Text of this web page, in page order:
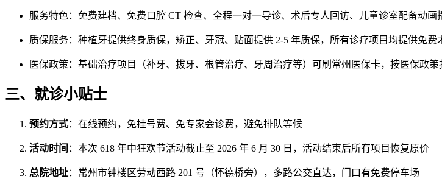
服务特色：免费建档、免费口腔 CT 检查、全程一对一导诊、术后专人回访、儿童诊室配备动画
质保服务：种植牙提供终身质保，矫正、牙冠、贴面提供 2-5 年质保，所有诊疗项目均提供免费
医保政策：基础治疗项目（补牙、拔牙、根管治疗、牙周治疗等）可刷常州医保卡，按医保政策
三、就诊小贴士
预约方式：在线预约，免挂号费、免专家会诊费，避免排队等候
活动时间 ：本次 618 年中狂欢节活动截止至 2026 年 6 月 30 日，活动结束后所有项目恢复原价
总院地址：常州市钟楼区劳动西路 201 号（怀德桥旁），多路公交直达，门口有免费停车场